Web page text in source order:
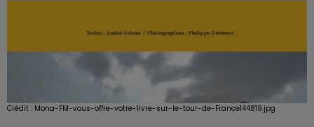
Crédit : Mona-FM-vous-offre-votre-livre-sur-le-tour-de-France144819.jpg